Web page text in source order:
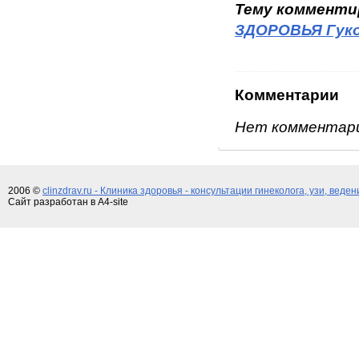
Тему
ЗДОРОВЬЯ
Комментарии
Нет
2006 © clinzdrav.ru - Клиника здоровья - консультации гинеколога, узи,
Сайт разработан в A4-site